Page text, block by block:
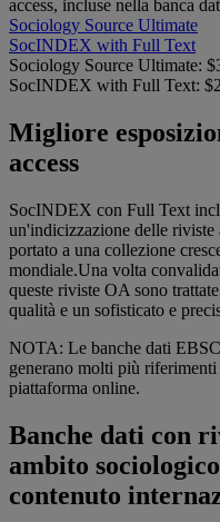
access, incluse nella banca
Sociology Source Ultimate
SocINDEX with Full Text
Sociology Source Ultimate:
SocINDEX with Full Text:
Migliore
access
SocINDEX con Full Text
un'indicizzazione delle riviste
portato a una collezione
mondiale.Una volta
queste riviste OA sono
qualità e un sofisticato e
NOTA: Le banche dati
generano molti più
piattaforma online.
Banche dati con
ambito
contenuto